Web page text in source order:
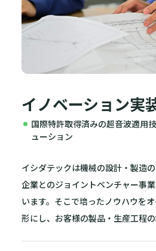
イノベーション実
国際特許取得済みの超音波適用
ューション
イシダテックは機械の設計・製造
企業とのジョイントベンチャー事
います。そこで培ったノウハウを
形にし、お客様の製品・生産工程の